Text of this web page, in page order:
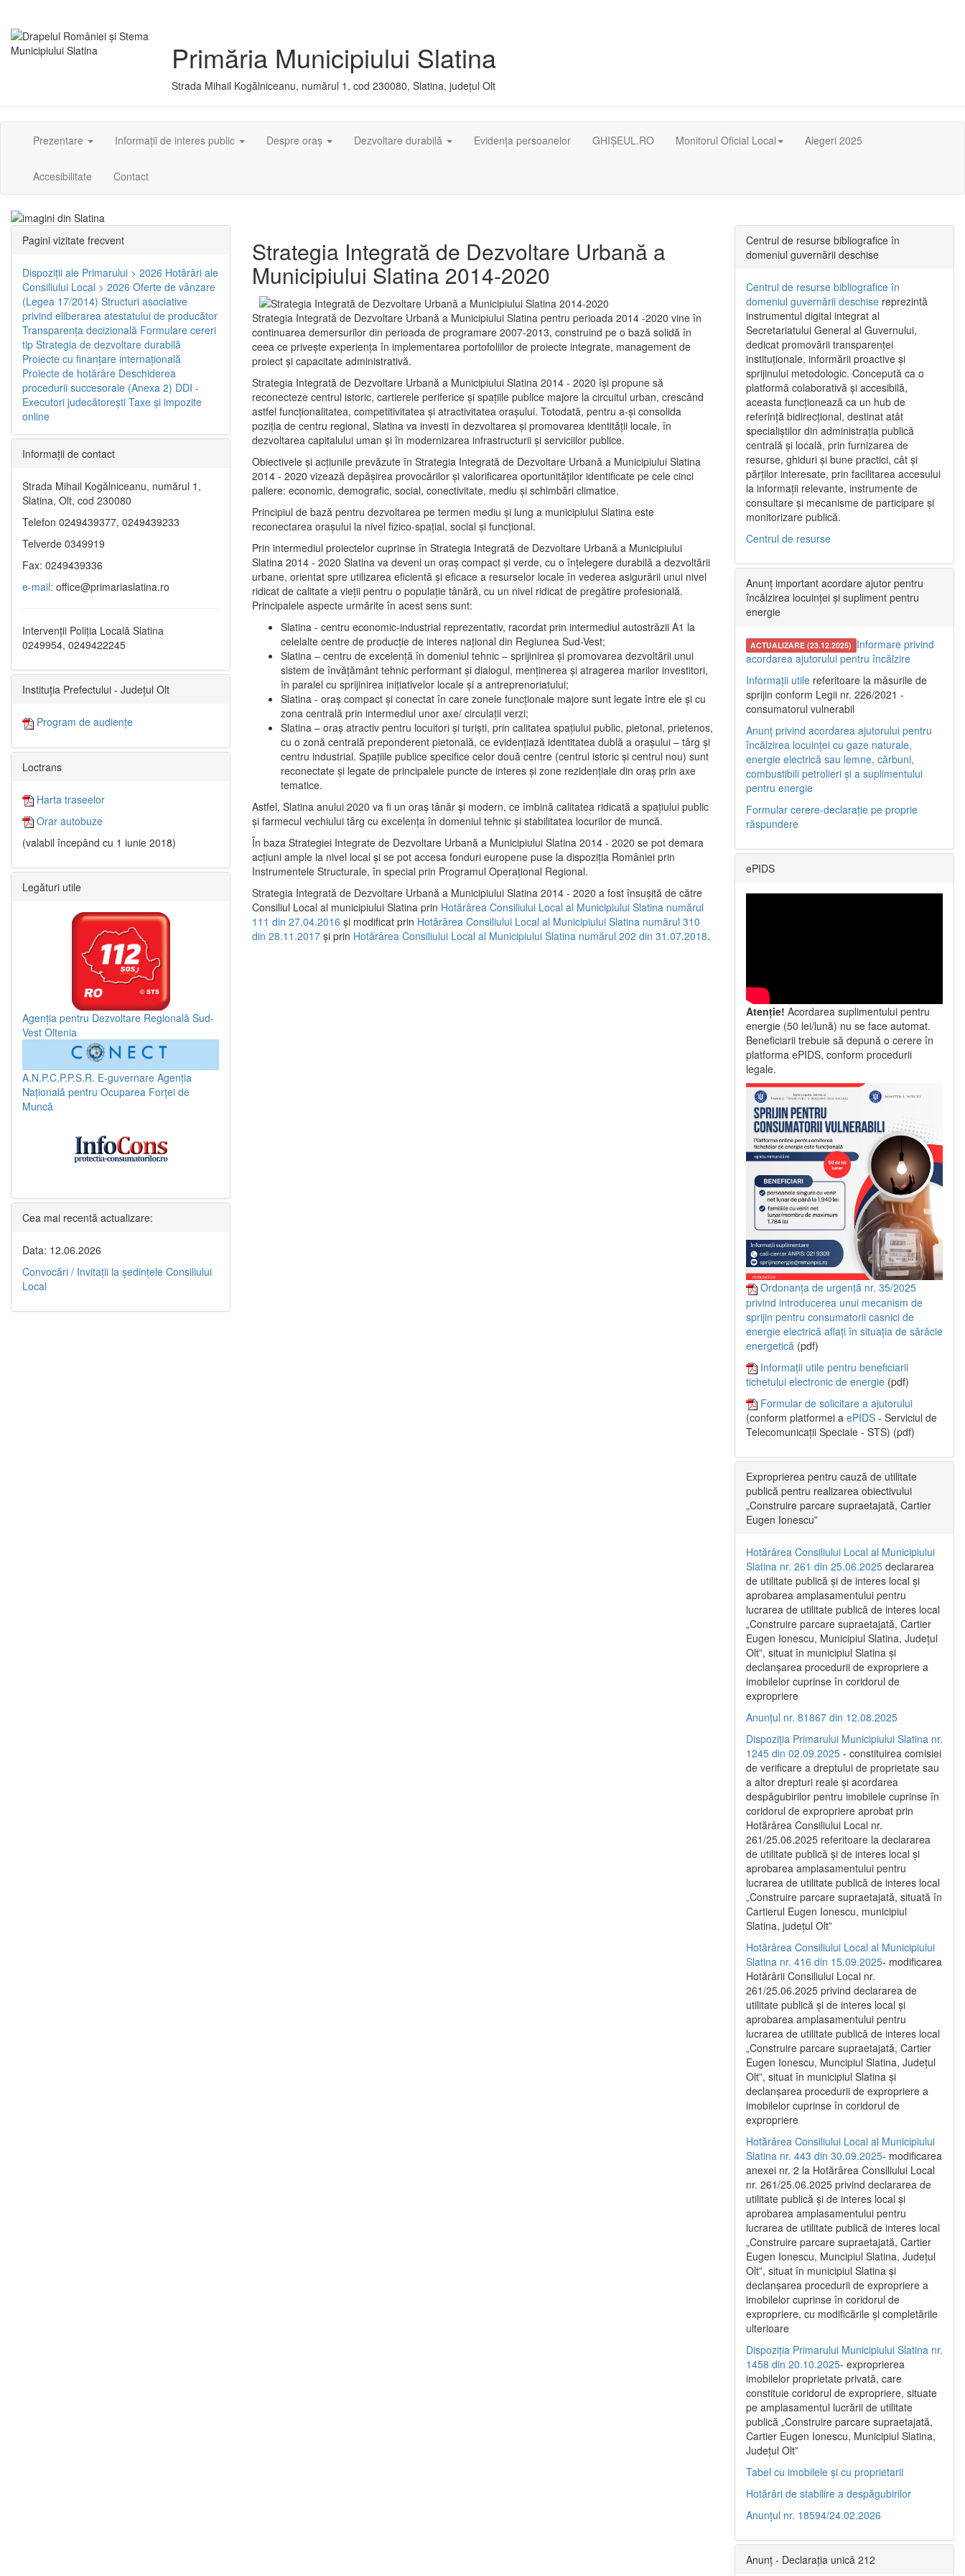
Primăria Municipiului Slatina
Strada Mihail Kogălniceanu, numărul 1, cod 230080, Slatina, județul Olt
Prezentare Informații de interes public Despre oraș Dezvoltare durabilă Evidența persoanelor GHIȘEUL.RO Monitorul Oficial Local Alegeri 2025
Accesibilitate Contact
Strategia Integrată de Dezvoltare Urbană a
Municipiului Slatina 2014-2020
Strategia Integrată de Dezvoltare Urbană a Municipiului Slatina pentru perioada 2014 -2020 vine în
continuarea demersurilor din perioada de programare 2007-2013, construind pe o bază solidă în
ceea ce priveşte experienţa în implementarea portofoliilor de proiecte integrate, management de
proiect și capacitate administrativă.
Strategia Integrată de Dezvoltare Urbană a Municipiului Slatina 2014 - 2020 își propune să
reconecteze centrul istoric, cartierele periferice şi spaţiile publice majore la circuitul urban, crescând
astfel funcţionalitatea, competitivitatea şi atractivitatea oraşului. Totodată, pentru a-şi consolida
poziţia de centru regional, Slatina va investi în dezvoltarea şi promovarea identităţii locale, în
dezvoltarea capitalului uman şi în modernizarea infrastructurii şi serviciilor publice.
Obiectivele şi acţiunile prevăzute în Strategia Integrată de Dezvoltare Urbană a Municipiului Slatina
2014 - 2020 vizează depășirea provocărilor şi valorificarea oportunităţilor identificate pe cele cinci
paliere: economic, demografic, social, conectivitate, mediu şi schimbări climatice.
Principiul de bază pentru dezvoltarea pe termen mediu şi lung a municipiului Slatina este
reconectarea oraşului la nivel fizico-spaţial, social şi funcţional.
Prin intermediul proiectelor cuprinse în Strategia Integrată de Dezvoltare Urbană a Municipiului
Slatina 2014 - 2020 Slatina va deveni un oraş compact şi verde, cu o înţelegere durabilă a dezvoltării
urbane, orientat spre utilizarea eficientă şi eficace a resurselor locale în vederea asigurării unui nivel
ridicat de calitate a vieţii pentru o populaţie tânără, cu un nivel ridicat de pregătire profesională.
Principalele aspecte urmărite în acest sens sunt:
Slatina - centru economic-industrial reprezentativ, racordat prin intermediul autostrăzii A1 la
celelalte centre de producţie de interes naţional din Regiunea Sud-Vest;
Slatina – centru de excelenţă în domeniul tehnic – sprijinirea şi promovarea dezvoltării unui
sistem de învăţământ tehnic performant şi dialogul, menţinerea şi atragerea marilor investitori,
în paralel cu sprijinirea iniţiativelor locale şi a antreprenoriatului;
Slatina - oraş compact şi conectat în care zonele funcţionale majore sunt legate între ele şi cu
zona centrală prin intermediul unor axe/ circulații verzi;
Slatina – oraş atractiv pentru locuitori şi turişti, prin calitatea spaţiului public, pietonal, prietenos,
cu o zonă centrală preponderent pietonală, ce evidenţiază identitatea dublă a oraşului – târg şi
centru industrial. Spaţiile publice specifice celor două centre (centrul istoric şi centrul nou) sunt
reconectate şi legate de principalele puncte de interes şi zone rezidenţiale din oraş prin axe
tematice.
Astfel, Slatina anului 2020 va fi un oraş tânăr şi modern, ce îmbină calitatea ridicată a spaţiului public
şi farmecul vechiului târg cu excelenţa în domeniul tehnic şi stabilitatea locurilor de muncă.
În baza Strategiei Integrate de Dezvoltare Urbană a Municipiului Slatina 2014 - 2020 se pot demara
acţiuni ample la nivel local şi se pot accesa fonduri europene puse la dispoziţia României prin
Instrumentele Structurale, în special prin Programul Operațional Regional.
Strategia Integrată de Dezvoltare Urbană a Municipiului Slatina 2014 - 2020 a fost însuşită de către
Consiliul Local al municipiului Slatina prin Hotărârea Consiliului Local al Municipiului Slatina numărul
111 din 27.04.2016 și modificat prin Hotărârea Consiliului Local al Municipiului Slatina numărul 310
din 28.11.2017 și prin Hotărârea Consiliului Local al Municipiului Slatina numărul 202 din 31.07.2018.
Pagini vizitate frecvent
Dispoziţii ale Primarului > 2026 Hotărâri ale
Consiliului Local > 2026 Oferte de vânzare
(Legea 17/2014) Structuri asociative
privind eliberarea atestatului de producător
Transparenţa decizională Formulare cereri
tip Strategia de dezvoltare durabilă
Proiecte cu finanţare internaţională
Proiecte de hotărâre Deschiderea
procedurii succesorale (Anexa 2) DDI -
Executori judecătorești Taxe şi impozite
online
Informaţii de contact
Strada Mihail Kogălniceanu, numărul 1,
Slatina, Olt, cod 230080
Telefon 0249439377, 0249439233
Telverde 0349919
Fax: 0249439336
e-mail: office@primariaslatina.ro
Intervenții Poliția Locală Slatina
0249954, 0249422245
Instituția Prefectului - Județul Olt
Program de audiențe
Loctrans
Harta traseelor
Orar autobuze
(valabil începând cu 1 iunie 2018)
Legături utile
Agenția pentru Dezvoltare Regională Sud-
Vest Oltenia
A.N.P.C.P.P.S.R. E-guvernare Agenția
Națională pentru Ocuparea Forței de
Muncă
Cea mai recentă actualizare:
Data: 12.06.2026
Convocări / Invitaţii la şedinţele Consiliului
Local
Centrul de resurse bibliografice în
domeniul guvernării deschise
Centrul de resurse bibliografice în
domeniul guvernării deschise reprezintă
instrumentul digital integrat al
Secretariatului General al Guvernului,
dedicat promovării transparenței
instituționale, informării proactive și
sprijinului metodologic. Concepută ca o
platformă colaborativă și accesibilă,
aceasta funcționează ca un hub de
referință bidirecțional, destinat atât
specialiștilor din administrația publică
centrală și locală, prin furnizarea de
resurse, ghiduri și bune practici, cât și
părților interesate, prin facilitarea accesului
la informații relevante, instrumente de
consultare și mecanisme de participare și
monitorizare publică.
Centrul de resurse
Anunț important acordare ajutor pentru
încălzirea locuinței și supliment pentru
energie
ACTUALIZARE (23.12.2025) Informare privind
acordarea ajutorului pentru încălzire
Informații utile referitoare la măsurile de
sprijin conform Legii nr. 226/2021 -
consumatorul vulnerabil
Anunț privind acordarea ajutorului pentru
încălzirea locuinței cu gaze naturale,
energie electrică sau lemne, cărbuni,
combustibili petrolieri și a suplimentului
pentru energie
Formular cerere-declarație pe proprie
răspundere
ePIDS
Atenție! Acordarea suplimentului pentru
energie (50 lei/lună) nu se face automat.
Beneficiarii trebuie să depună o cerere în
platforma ePIDS, conform procedurii
legale.
Ordonanța de urgență nr. 35/2025
privind introducerea unui mecanism de
sprijin pentru consumatorii casnici de
energie electrică aflați în situația de sărăcie
energetică (pdf)
Informații utile pentru beneficiarii
tichetului electronic de energie (pdf)
Formular de solicitare a ajutorului
(conform platformei a ePIDS - Serviciul de
Telecomunicații Speciale - STS) (pdf)
Exproprierea pentru cauză de utilitate
publică pentru realizarea obiectivului
„Construire parcare supraetajată, Cartier
Eugen Ionescu”
Hotărârea Consiliului Local al Municipiului
Slatina nr. 261 din 25.06.2025 declararea
de utilitate publică și de interes local și
aprobarea amplasamentului pentru
lucrarea de utilitate publică de interes local
„Construire parcare supraetajată, Cartier
Eugen Ionescu, Municipiul Slatina, Județul
Olt”, situat în municipiul Slatina și
declanșarea procedurii de expropriere a
imobilelor cuprinse în coridorul de
expropriere
Anunțul nr. 81867 din 12.08.2025
Dispoziția Primarului Municipiului Slatina nr.
1245 din 02.09.2025 - constituirea comisiei
de verificare a dreptului de proprietate sau
a altor drepturi reale și acordarea
despăgubirilor pentru imobilele cuprinse în
coridorul de expropriere aprobat prin
Hotărârea Consiliului Local nr.
261/25.06.2025 referitoare la declararea
de utilitate publică și de interes local și
aprobarea amplasamentului pentru
lucrarea de utilitate publică de interes local
„Construire parcare supraetajată, situată în
Cartierul Eugen Ionescu, municipiul
Slatina, județul Olt”
Hotărârea Consiliului Local al Municipiului
Slatina nr. 416 din 15.09.2025- modificarea
Hotărârii Consiliului Local nr.
261/25.06.2025 privind declararea de
utilitate publică și de interes local și
aprobarea amplasamentului pentru
lucrarea de utilitate publică de interes local
„Construire parcare supraetajată, Cartier
Eugen Ionescu, Muncipiul Slatina, Județul
Olt”, situat în municipiul Slatina și
declanșarea procedurii de expropriere a
imobilelor cuprinse în coridorul de
expropriere
Hotărârea Consiliului Local al Municipiului
Slatina nr. 443 din 30.09.2025- modificarea
anexei nr. 2 la Hotărârea Consiliului Local
nr. 261/25.06.2025 privind declararea de
utilitate publică şi de interes local şi
aprobarea amplasamentului pentru
lucrarea de utilitate publică de interes local
„Construire parcare supraetajată, Cartier
Eugen Ionescu, Muncipiul Slatina, Judeţul
Olt”, situat în municipiul Slatina şi
declanşarea procedurii de expropriere a
imobilelor cuprinse în coridorul de
expropriere, cu modificările şi completările
ulterioare
Dispoziția Primarului Municipiului Slatina nr.
1458 din 20.10.2025- exproprierea
imobilelor proprietate privată, care
constituie coridorul de expropriere, situate
pe amplasamentul lucrării de utilitate
publică „Construire parcare supraetajată,
Cartier Eugen Ionescu, Municipiul Slatina,
Județul Olt”
Tabel cu imobilele și cu proprietarii
Hotărâri de stabilire a despăgubirilor
Anunțul nr. 18594/24.02.2026
Anunț - Declarația unică 212